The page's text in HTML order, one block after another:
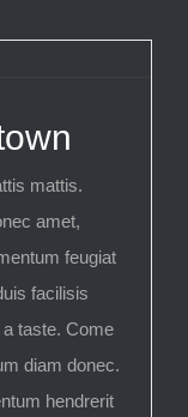
mattis.
amet,
feugiat
facilisis
taste. Come
diam donec.
hendrerit